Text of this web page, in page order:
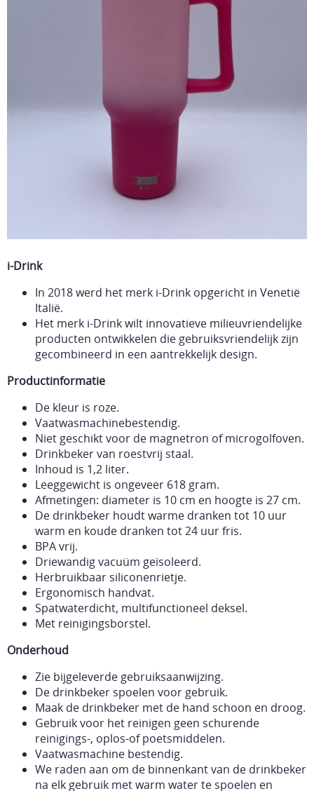
i-Drink
In 2018 werd het merk i-Drink opgericht in Venetië
Italië.
Het merk i-Drink wilt innovatieve milieuvriendelijke
producten ontwikkelen die gebruiksvriendelijk zijn
gecombineerd in een aantrekkelijk design.
Productinformatie
De kleur is roze.
Vaatwasmachinebestendig.
Niet geschikt voor de magnetron of microgolfoven.
Drinkbeker van roestvrij staal.
Inhoud is 1,2 liter.
Leeggewicht is ongeveer 618 gram.
Afmetingen: diameter is 10 cm en hoogte is 27 cm.
De drinkbeker houdt warme dranken tot 10 uur
warm en koude dranken tot 24 uur fris.
BPA vrij.
Driewandig vacuüm geïsoleerd.
Herbruikbaar siliconenrietje.
Ergonomisch handvat.
Spatwaterdicht, multifunctioneel deksel.
Met reinigingsborstel.
Onderhoud
Zie bijgeleverde gebruiksaanwijzing.
De drinkbeker spoelen voor gebruik.
Maak de drinkbeker met de hand schoon en droog.
Gebruik voor het reinigen geen schurende
reinigings-, oplos-of poetsmiddelen.
Vaatwasmachine bestendig.
We raden aan om de binnenkant van de drinkbeker
na elk gebruik met warm water te spoelen en